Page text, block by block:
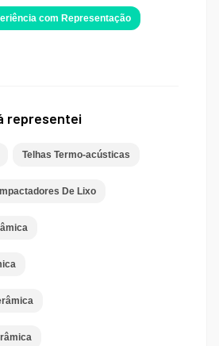
com Representação
representei
Telhas Termo-acústicas
De Lixo